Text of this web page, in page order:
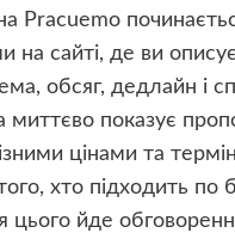
Pracuemo
на сайті, де ви
обсяг, дедлайн і
миттєво показує
цінами та
хто підходить
цього йде